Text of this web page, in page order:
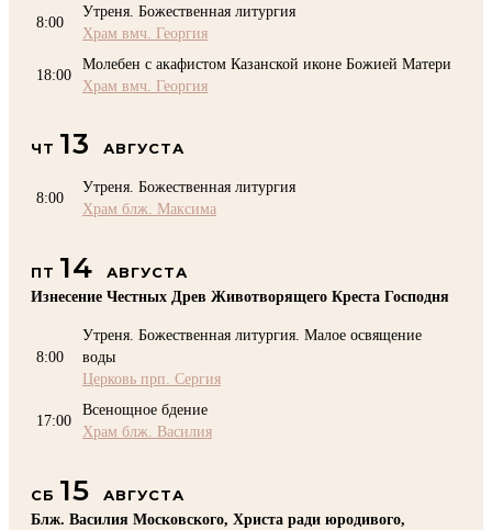
8:00
Утреня. Божественная литургия
Храм вмч. Георгия
18:00
Молебен с акафистом Казанской иконе Божией Матери
Храм вмч. Георгия
ЧТ 13 АВГУСТА
8:00
Утреня. Божественная литургия
Храм блж. Максима
ПТ 14
АВГУСТА
Изнесение Честных Древ Животворящего Креста Господня
8:00
Утреня. Божественная литургия. Малое освящение
воды
Церковь прп. Сергия
17:00
Всенощное бдение
Храм блж. Василия
СБ 15
АВГУСТА
Блж. Василия Московского, Христа ради юродивого,